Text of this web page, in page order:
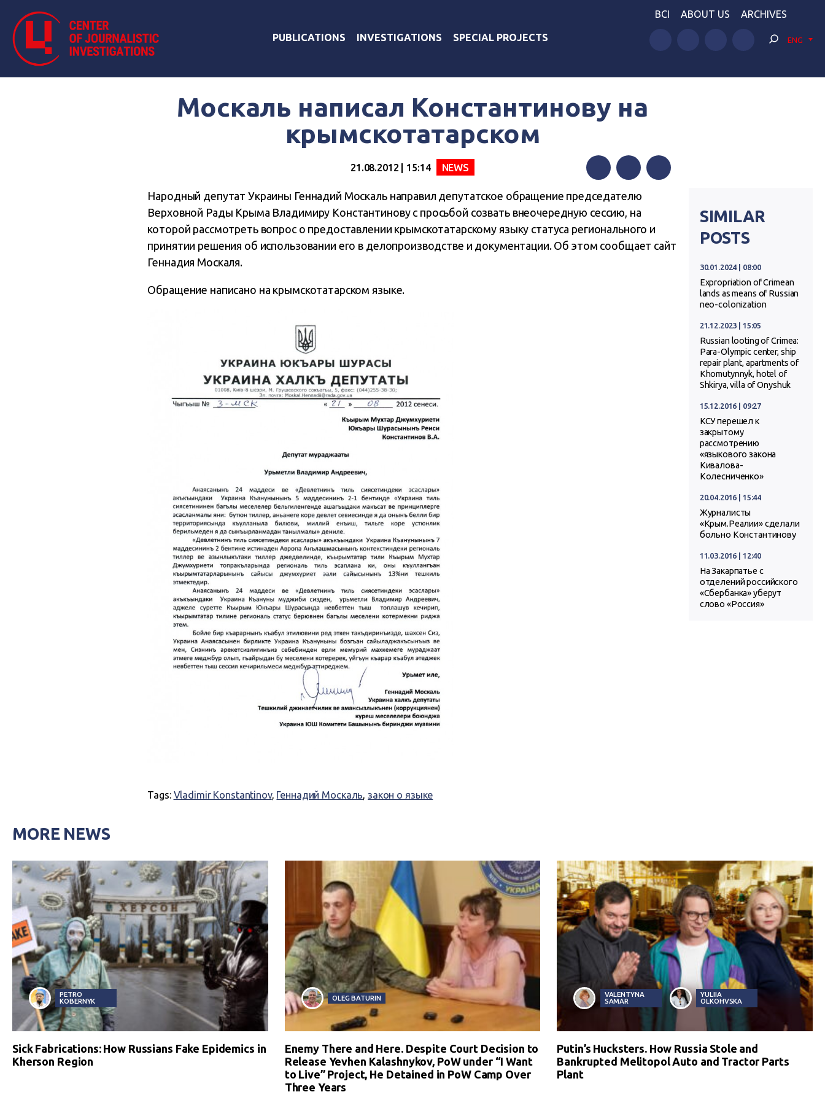
PUBLICATIONS INVESTIGATIONS SPECIAL PROJECTS
BCI ABOUT US ARCHIVES
ENG
Москаль написал Константинову на
крымскотатарском
21.08.2012 | 15:14 NEWS
FacebookTwitter
Народный депутат Украины Геннадий Москаль направил депутатское обращение председателю
Верховной Рады Крыма Владимиру Константинову с просьбой созвать внеочередную сессию, на
которой рассмотреть вопрос о предоставлении крымскотатарскому языку статуса регионального и
принятии решения об использовании его в делопроизводстве и документации. Об этом сообщает сайт
Геннадия Москаля.
Обращение написано на крымскотатарском языке.
Tags: Vladimir Konstantinov, Геннадий Москаль,закон о языке
SIMILAR
POSTS
30.01.2024 | 08:00
Expropriation of Crimean
lands as means of Russian
neo-colonization
21.12.2023 | 15:05
Russian looting of Crimea:
Para-Olympic center, ship
repair plant, apartments of
Khomutynnyk, hotel of
Shkirya, villa of Onyshuk
15.12.2016 | 09:27
КСУ перешел к
закрытому
рассмотрению
«языкового закона
Кивалова-
Колесниченко»
20.04.2016 | 15:44
Журналисты
«Крым.Реалии» сделали
больно Константинову
11.03.2016 | 12:40
На Закарпатье с
отделений российского
«Сбербанка» уберут
слово «Россия»
MORE NEWS
PETRO
KOBERNYK
Sick Fabrications: How Russians Fake Epidemics in
Kherson Region
OLEG BATURIN
Enemy There and Here. Despite Court Decision to
Release Yevhen Kalashnykov, PoW under “I Want
to Live” Project, He Detained in PoW Camp Over
Three Years
VALENTYNA
SAMAR
YULIIA
OLKOHVSKA
Putin’s Hucksters. How Russia Stole and
Bankrupted Melitopol Auto and Tractor Parts
Plant